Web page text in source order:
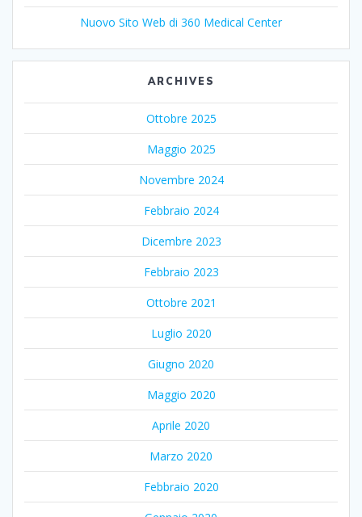
Nuovo Sito Web di 360 Medical Center
ARCHIVES
Ottobre 2025
Maggio 2025
Novembre 2024
Febbraio 2024
Dicembre 2023
Febbraio 2023
Ottobre 2021
Luglio 2020
Giugno 2020
Maggio 2020
Aprile 2020
Marzo 2020
Febbraio 2020